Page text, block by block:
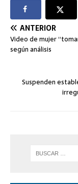
ANTERIOR
Video de mujer
según análisis
Suspenden